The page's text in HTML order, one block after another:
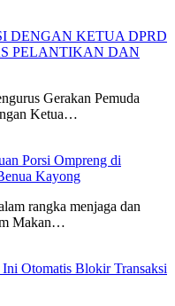
DENGAN KETUA DPRD
PELANTIKAN DAN
Gerakan Pemuda
Ketua…
Porsi Ompreng di
Kayong
rangka menjaga dan
Makan…
Otomatis Blokir Transaksi